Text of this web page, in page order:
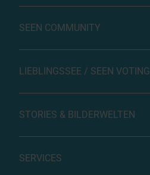
SEEN COMMUNITY
LIEBLINGSSEE / SEEN VOTING
STORIES & BILDERWELTEN
SERVICES